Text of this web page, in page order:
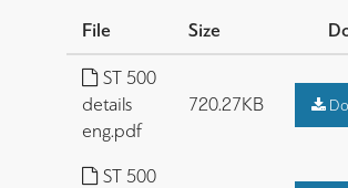
File Size
ST 500
details
eng.pdf
720.27KB
ST 500